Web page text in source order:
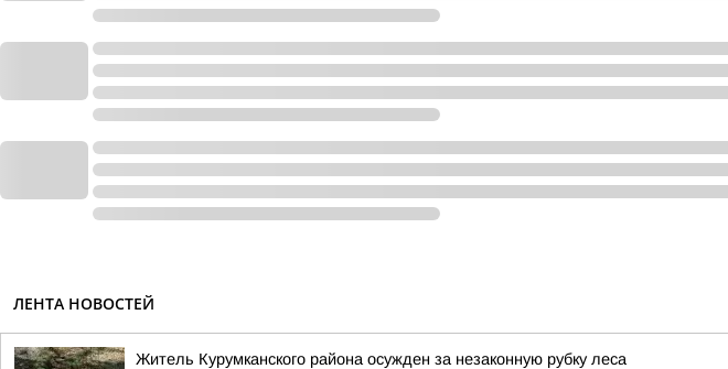
ЛЕНТА НОВОСТЕЙ
Житель Курумканского района осужден за незаконную рубку леса